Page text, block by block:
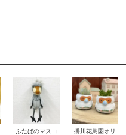
ふたばのマスコ
掛川花鳥園オリ